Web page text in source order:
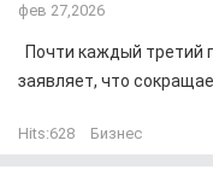
фев 27,2026
Почти каждый третий
заявляет, что
Hits:628 Бизнес